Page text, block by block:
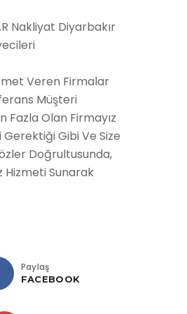
Nakliyat Diyarbakır
Veren Firmalar
Müşteri
Fazla Olan Firmayız
Gerektiği Gibi Ve Size
Doğrultusunda,
Hizmeti Sunarak
Paylaş
FACEBOOK